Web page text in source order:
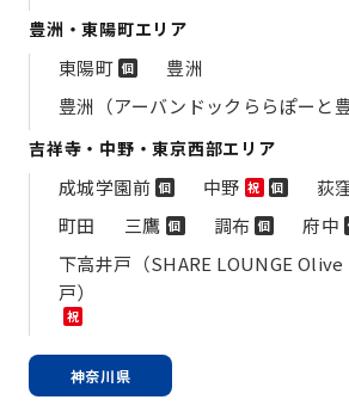
豊洲・東陽町エリア
東陽町 個
豊洲
豊洲（アーバンドックららぽーと豊
吉祥寺・中野・東京西部エリア
成城学園前 個 中野 祝 個 荻
町田
三鷹 個 調布 個 府中
下高井戸（SHARE LOUNGE Olive
戸）
祝
神奈川県